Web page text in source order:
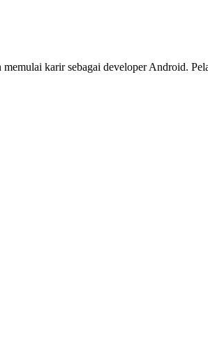
karir sebagai developer Android.